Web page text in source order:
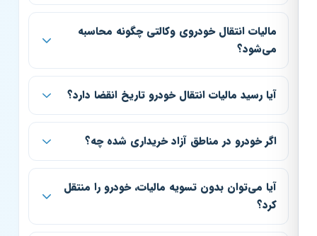
مالیات انتقال خودروی وکالتی چگونه محاسبه
می‌شود؟
آیا رسید مالیات انتقال خودرو تاریخ انقضا دارد؟
اگر خودرو در مناطق آزاد خریداری شده چه؟
آیا می‌توان بدون تسویه مالیات، خودرو را منتقل
کرد؟